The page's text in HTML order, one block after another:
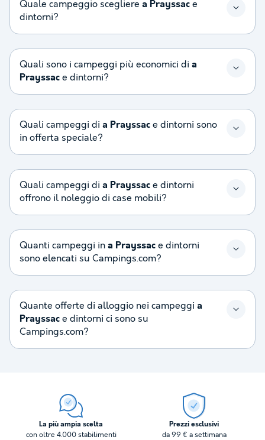
Quale campeggio scegliere a Prayssac e
dintorni?
Quali sono i campeggi più economici di a
Prayssac e dintorni?
Quali campeggi di a Prayssac e dintorni sono
in offerta speciale?
Quali campeggi di a Prayssac e dintorni
offrono il noleggio di case mobili?
Quanti campeggi in a Prayssac e dintorni
sono elencati su Campings.com?
Quante offerte di alloggio nei campeggi a
Prayssac e dintorni ci sono su
Campings.com?
La più ampia scelta
con oltre 4.000 stabilimenti
Prezzi esclusivi
da 99 € a settimana